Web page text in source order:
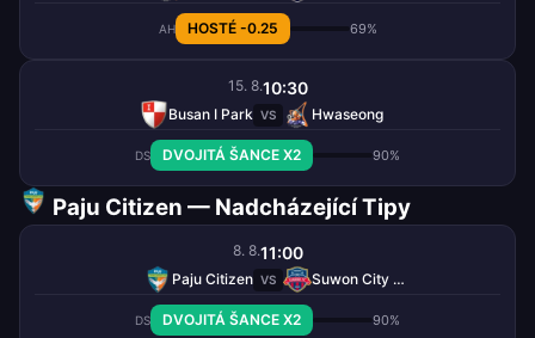
AH HOSTÉ -0.25 69%
15. 8.10:30
Busan I Park VS Hwaseong
DS DVOJITÁ ŠANCE X2 90%
Paju Citizen — Nadcházející Tipy
8. 8.11:00
Paju Citizen VS Suwon City FC
DS DVOJITÁ ŠANCE X2 90%